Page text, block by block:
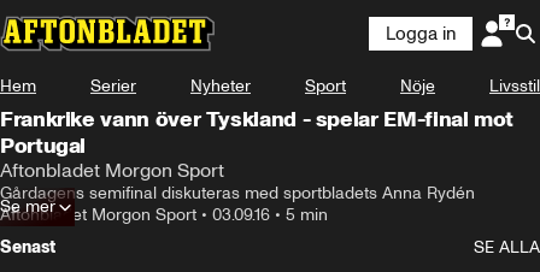
Logga in
Hem Serier Nyheter Sport Nöje Livsstil
Frankrike vann över Tyskland - spelar EM-final mot
Portugal
Aftonbladet Morgon Sport
Gårdagens semifinal diskuteras med sportbladets Anna Rydén
Aftonbladet Morgon Sport • 03.09.16 • 5 min
Se mer
Senast
SE ALLA